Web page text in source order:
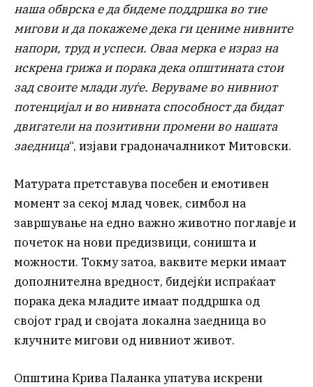
наша обврска е да бидеме поддршка во тие
мигови и да покажеме дека ги цениме нивните
напори, труд и успеси. Оваа мерка е израз на
искрена грижа и порака дека општината стои
зад своите млади луѓе. Веруваме во нивниот
потенцијал и во нивната способност да бидат
двигатели на позитивни промени во нашата
заедница“, изјави градоначалникот Митовски.
Матурата претставува посебен и емотивен
момент за секој млад човек, симбол на
завршување на едно важно животно поглавје и
почеток на нови предизвици, соништа и
можности. Токму затоа, ваквите мерки имаат
дополнителна вредност, бидејќи испраќаат
порака дека младите имаат поддршка од
својот град и својата локална заедница во
клучните мигови од нивниот живот.
Општина Крива Паланка упатува искрени